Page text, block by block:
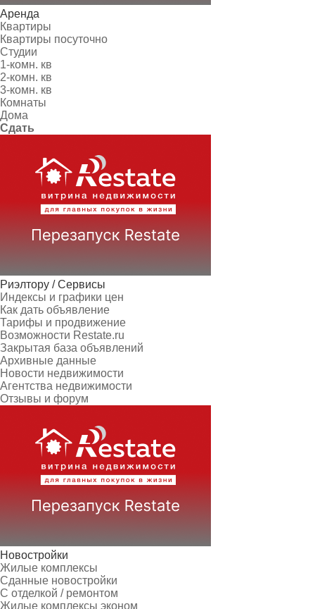
Аренда
Квартиры
Квартиры посуточно
Студии
1-комн. кв
2-комн. кв
3-комн. кв
Комнаты
Дома
Сдать
Риэлтору / Сервисы
Индексы и графики цен
Как дать объявление
Тарифы и продвижение
Возможности Restate.ru
Закрытая база объявлений
Архивные данные
Новости недвижимости
Агентства недвижимости
Отзывы и форум
Новостройки
Жилые комплексы
Сданные новостройки
С отделкой / ремонтом
Жилые комплексы эконом